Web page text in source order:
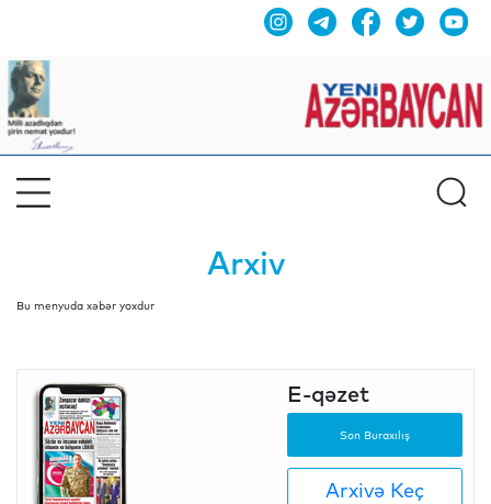
Arxiv
Bu menyuda xəbər yoxdur
E-qəzet
Son Buraxılış
Arxivə Keç